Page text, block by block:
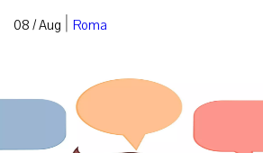
08 / Aug | Roma